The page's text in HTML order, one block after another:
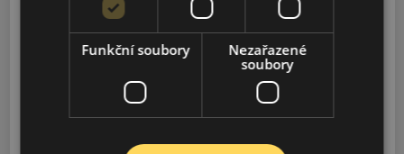
Funkční soubory
Nezařazené
soubory